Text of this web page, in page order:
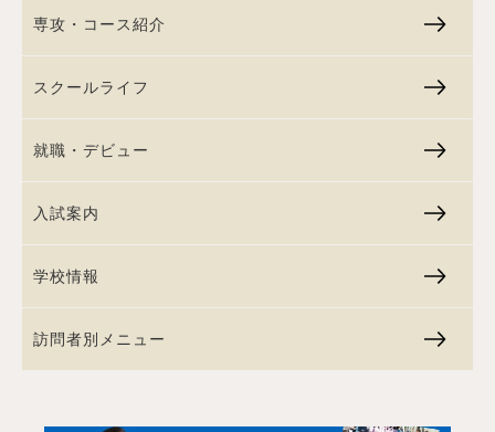
専攻・コース紹介
スクールライフ
就職・デビュー
入試案内
学校情報
訪問者別メニュー